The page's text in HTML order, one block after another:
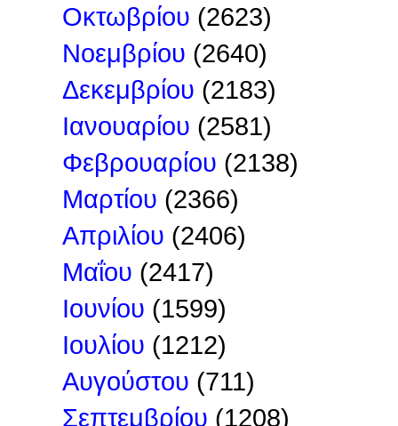
Οκτωβρίου (2623)
Νοεμβρίου (2640)
Δεκεμβρίου (2183)
Ιανουαρίου (2581)
Φεβρουαρίου (2138)
Μαρτίου (2366)
Απριλίου (2406)
Μαΐου (2417)
Ιουνίου (1599)
Ιουλίου (1212)
Αυγούστου (711)
Σεπτεμβρίου (1208)